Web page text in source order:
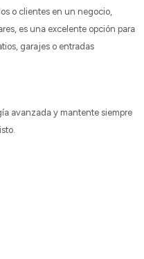
o clientes en un negocio,
es una excelente opción para
garajes o entradas
avanzada y mantente siempre